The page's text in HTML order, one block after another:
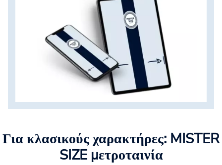
Για κλασικούς χαρακτήρες: MISTER
SIZE μετροταινία